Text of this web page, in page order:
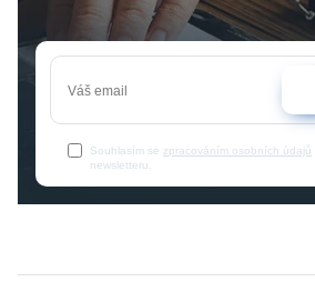
Souhlasím se zpracováním osobních údajů
newsletteru.